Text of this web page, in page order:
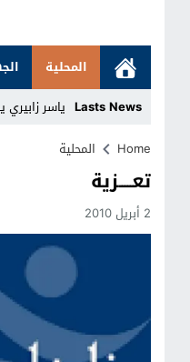
المحلية
Lasts News ياسر
Stop
Home المحلية
تعـــــزية
2 أبريل 2010